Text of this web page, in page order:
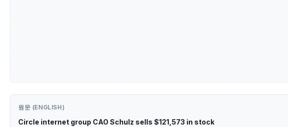
원문 (ENGLISH)
Circle internet group CAO Schulz sells $121,573 in stock